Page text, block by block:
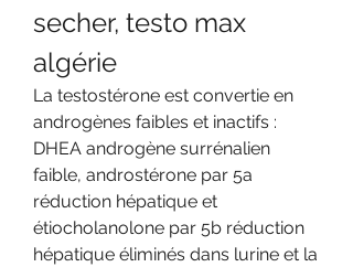
secher, testo max
algérie
La testostérone est convertie en
androgènes faibles et inactifs :
DHEA androgène surrénalien
faible, androstérone par 5a
réduction hépatique et
étiocholanolone par 5b réduction
hépatique éliminés dans lurine et la